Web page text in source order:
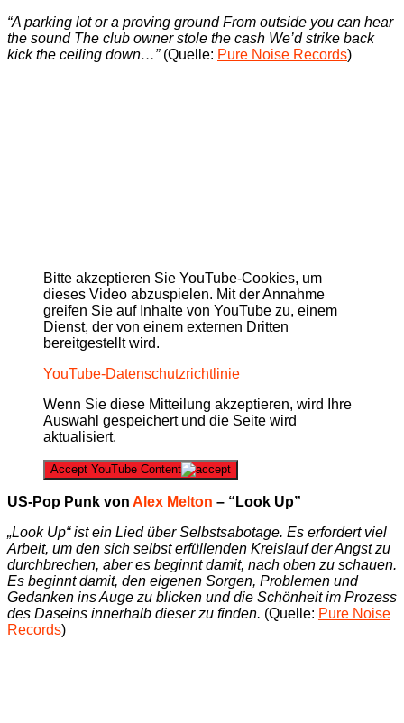
“A parking lot or a proving ground From outside you can hear
the sound The club owner stole the cash We’d strike back
kick the ceiling down…”(Quelle: Pure Noise Records)
Bitte akzeptieren Sie YouTube-Cookies, um
dieses Video abzuspielen. Mit der Annahme
greifen Sie auf Inhalte von YouTube zu, einem
Dienst, der von einem externen Dritten
bereitgestellt wird.
YouTube-Datenschutzrichtlinie
Wenn Sie diese Mitteilung akzeptieren, wird Ihre
Auswahl gespeichert und die Seite wird
aktualisiert.
Accept YouTube Content
US-Pop Punk von Alex Melton – “Look Up”
„Look Up“ ist ein Lied über Selbstsabotage. Es erfordert viel
Arbeit, um den sich selbst erfüllenden Kreislauf der Angst zu
durchbrechen, aber es beginnt damit, nach oben zu schauen.
Es beginnt damit, den eigenen Sorgen, Problemen und
Gedanken ins Auge zu blicken und die Schönheit im Prozess
des Daseins innerhalb dieser zu finden. (Quelle: Pure Noise
Records)